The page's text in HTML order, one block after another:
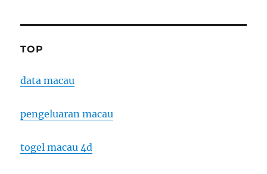
TOP
data macau
pengeluaran macau
togel macau 4d